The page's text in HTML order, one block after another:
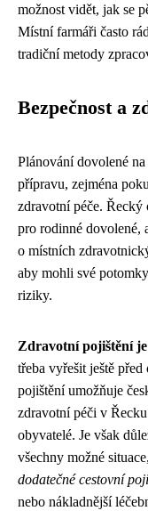
možnost vidět, jak se
Místní farmáři často
tradiční metody
Bezpečnost a
Plánování dovolené
přípravu, zejména
zdravotní péče.
pro rodinné dovolené,
o místních
aby mohli své
riziky.
Zdravotní pojištění
třeba vyřešit ještě
pojištění umožňuje
zdravotní péči v
obyvatelé. Je však
všechny možné
dodatečné cestovní
nebo nákladnější